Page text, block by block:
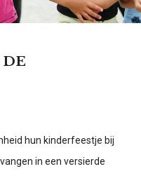
DE
hun kinderfeestje bij
in een versierde